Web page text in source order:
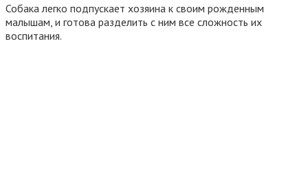
Собака легко подпускает хозяина к своим рожденным
малышам, и готова разделить с ним все сложность их
воспитания.